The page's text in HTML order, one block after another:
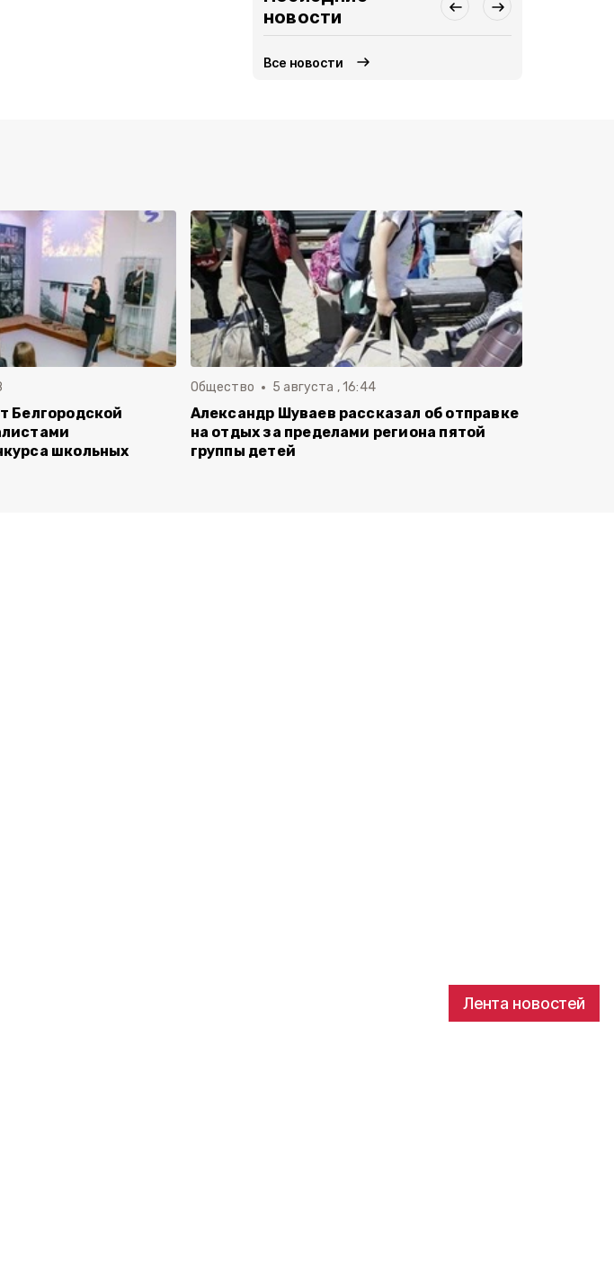
Лента новостей
новости
Все новости
Белгородской
школьных
Общество 5 августа , 16:44
Александр Шуваев рассказал об отправке
на отдых за пределами региона пятой
группы детей